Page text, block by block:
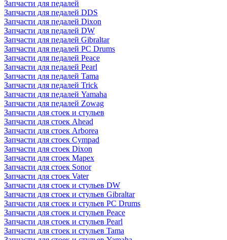
Запчасти для педалей
Запчасти для педалей DDS
Запчасти для педалей Dixon
Запчасти для педалей DW
Запчасти для педалей Gibraltar
Запчасти для педалей PC Drums
Запчасти для педалей Peace
Запчасти для педалей Pearl
Запчасти для педалей Tama
Запчасти для педалей Trick
Запчасти для педалей Yamaha
Запчасти для педалей Zowag
Запчасти для стоек и стульев
Запчасти для стоек Ahead
Запчасти для стоек Arborea
Запчасти для стоек Cympad
Запчасти для стоек Dixon
Запчасти для стоек Mapex
Запчасти для стоек Sonor
Запчасти для стоек Vater
Запчасти для стоек и стульев DW
Запчасти для стоек и стульев Gibraltar
Запчасти для стоек и стульев PC Drums
Запчасти для стоек и стульев Peace
Запчасти для стоек и стульев Pearl
Запчасти для стоек и стульев Tama